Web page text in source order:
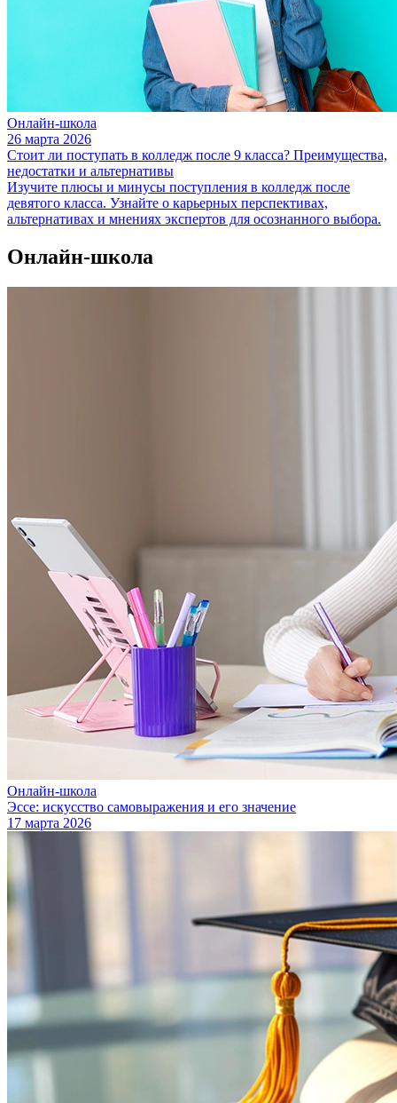
Онлайн-школа
26 марта 2026
Стоит ли поступать в колледж после 9 класса? Преимущества,
недостатки и альтернативы
Изучите плюсы и минусы поступления в колледж после
девятого класса. Узнайте о карьерных перспективах,
альтернативах и мнениях экспертов для осознанного выбора.
Онлайн-школа
Онлайн-школа
Эссе: искусство самовыражения и его значение
17 марта 2026